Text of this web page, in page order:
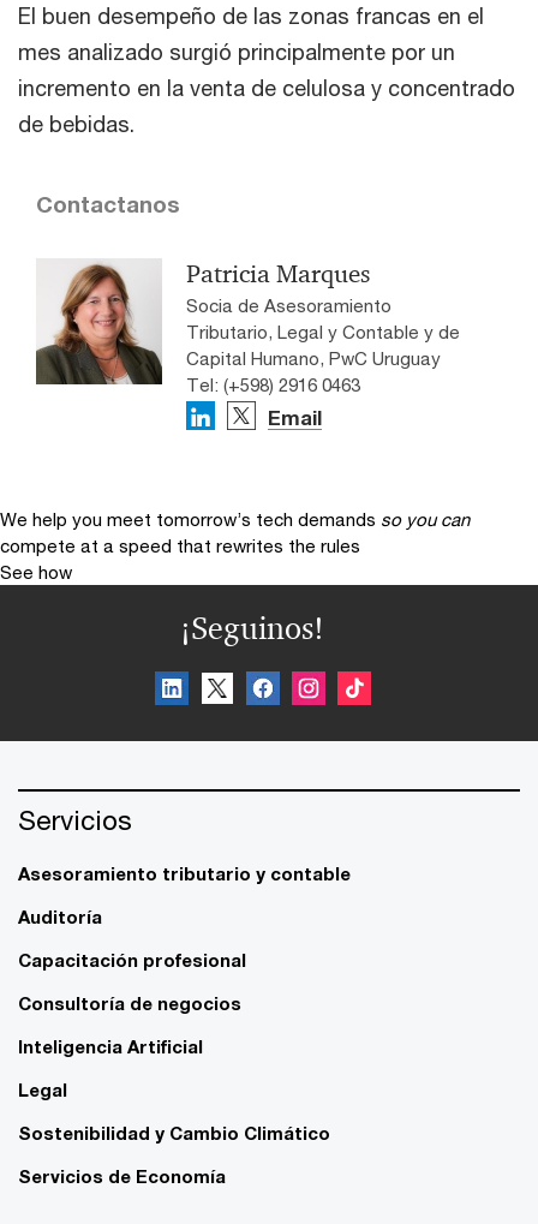
El buen desempeño de las zonas francas en el
mes analizado surgió principalmente por un
incremento en la venta de celulosa y concentrado
de bebidas.
Contactanos
Patricia Marques
Socia de Asesoramiento
Tributario, Legal y Contable y de
Capital Humano, PwC Uruguay
Tel: (+598) 2916 0463
Email
We help you meet tomorrow’s tech demands so you can
compete at a speed that rewrites the rules
See how
¡Seguinos!
Servicios
Asesoramiento tributario y contable
Auditoría
Capacitación profesional
Consultoría de negocios
Inteligencia Artificial
Legal
Sostenibilidad y Cambio Climático
Servicios de Economía